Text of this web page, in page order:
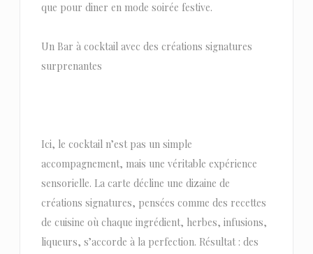
que pour diner en mode soirée festive.
Un Bar à cocktail avec des créations signatures
surprenantes
Ici, le cocktail n’est pas un simple
accompagnement, mais une véritable expérience
sensorielle. La carte décline une dizaine de
créations signatures, pensées comme des recettes
de cuisine où chaque ingrédient, herbes, infusions,
liqueurs, s’accorde à la perfection. Résultat : des